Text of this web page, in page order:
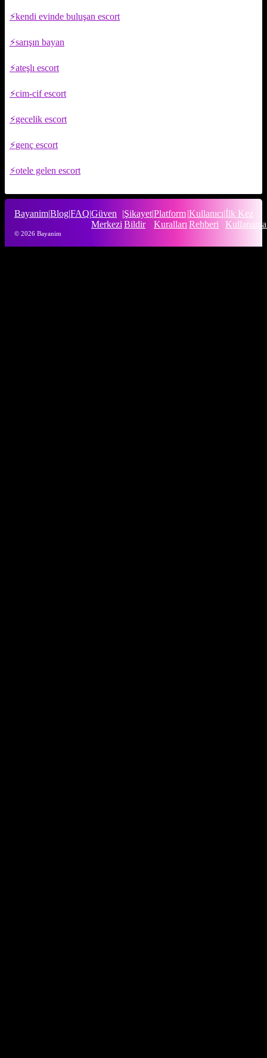
kendi evinde buluşan escort
sarışın bayan
ateşlı escort
cim-cif escort
gecelik escort
genç escort
otele gelen escort
Bayanim|Blog|FAQ|Güven
Merkezi
|Şikayet
Bildir
|Platform
Kuralları
|Kullanıcı
Rehberi
|İlk Kez
© 2026 Bayanim